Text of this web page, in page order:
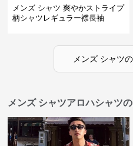
メンズ シャツ 爽やかストライプ
柄シャツレギュラー襟長袖
メンズ シャツの
メンズ シャツアロハシャツ